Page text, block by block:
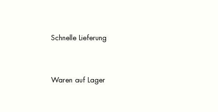
Schnelle Lieferung
Waren auf Lager